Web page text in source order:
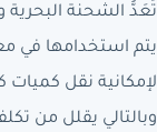
تُعَدُّ الشحنة البحرية
يتم استخدامها في
لإمكانية نقل
وبالتالي يقلل من